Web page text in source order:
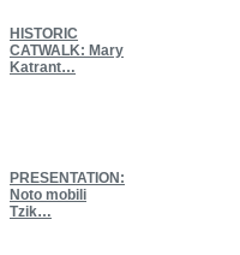
HISTORIC
CATWALK: Mary
Katrant…
PRESENTATION:
Νoto mobili
Tzik…